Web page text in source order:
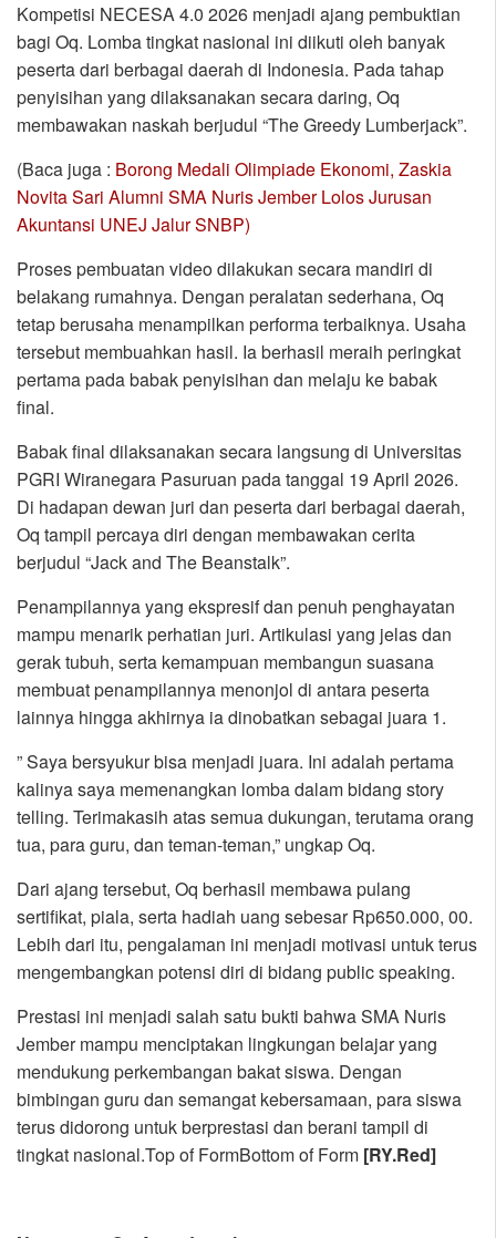
Kompetisi NECESA 4.0 2026 menjadi ajang pembuktian
bagi Oq. Lomba tingkat nasional ini diikuti oleh banyak
peserta dari berbagai daerah di Indonesia. Pada tahap
penyisihan yang dilaksanakan secara daring, Oq
membawakan naskah berjudul “The Greedy Lumberjack”.
(Baca juga : Borong Medali Olimpiade Ekonomi, Zaskia
Novita Sari Alumni SMA Nuris Jember Lolos Jurusan
Akuntansi UNEJ Jalur SNBP)
Proses pembuatan video dilakukan secara mandiri di
belakang rumahnya. Dengan peralatan sederhana, Oq
tetap berusaha menampilkan performa terbaiknya. Usaha
tersebut membuahkan hasil. Ia berhasil meraih peringkat
pertama pada babak penyisihan dan melaju ke babak
final.
Babak final dilaksanakan secara langsung di Universitas
PGRI Wiranegara Pasuruan pada tanggal 19 April 2026.
Di hadapan dewan juri dan peserta dari berbagai daerah,
Oq tampil percaya diri dengan membawakan cerita
berjudul “Jack and The Beanstalk”.
Penampilannya yang ekspresif dan penuh penghayatan
mampu menarik perhatian juri. Artikulasi yang jelas dan
gerak tubuh, serta kemampuan membangun suasana
membuat penampilannya menonjol di antara peserta
lainnya hingga akhirnya ia dinobatkan sebagai juara 1.
” Saya bersyukur bisa menjadi juara. Ini adalah pertama
kalinya saya memenangkan lomba dalam bidang story
telling. Terimakasih atas semua dukungan, terutama orang
tua, para guru, dan teman-teman,” ungkap Oq.
Dari ajang tersebut, Oq berhasil membawa pulang
sertifikat, piala, serta hadiah uang sebesar Rp650.000, 00.
Lebih dari itu, pengalaman ini menjadi motivasi untuk terus
mengembangkan potensi diri di bidang public speaking.
Prestasi ini menjadi salah satu bukti bahwa SMA Nuris
Jember mampu menciptakan lingkungan belajar yang
mendukung perkembangan bakat siswa. Dengan
bimbingan guru dan semangat kebersamaan, para siswa
terus didorong untuk berprestasi dan berani tampil di
tingkat nasional.Top of FormBottom of Form [RY.Red]